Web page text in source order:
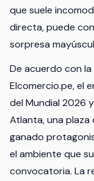
que suele
directa, puede
sorpresa
De acuerdo con
Elcomercio.pe, el
del Mundial 2026
Atlanta, una plaza
ganado
el ambiente que
convocatoria. La